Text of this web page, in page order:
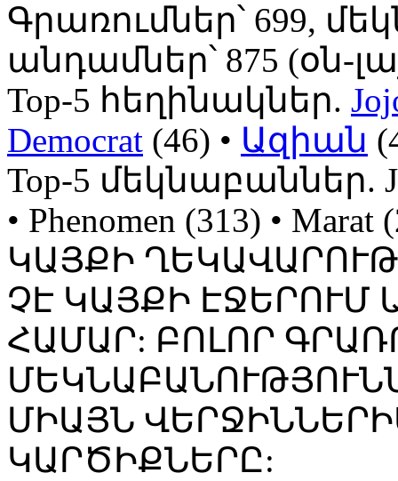
Գրառումներ՝ 699,
անդամներ՝ 875 (օն-
Top-5 հեղինակներ.
Democrat (46) • Ազիան
Top-5 մեկնաբաններ.
• Phenomen (313) •
ԿԱՅՔԻ
ՉԷ ԿԱՅՔԻ
ՀԱՄԱՐ: ԲՈԼՈՐ
ՄԻԱՅՆ
ԿԱՐԾԻՔՆԵՐԸ: